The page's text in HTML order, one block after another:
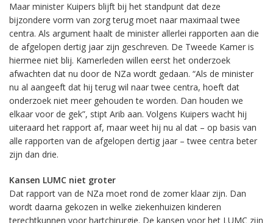
Maar minister Kuipers blijft bij het standpunt dat deze
bijzondere vorm van zorg terug moet naar maximaal twee
centra. Als argument haalt de minister allerlei rapporten aan die
de afgelopen dertig jaar zijn geschreven. De Tweede Kamer is
hiermee niet blij. Kamerleden willen eerst het onderzoek
afwachten dat nu door de NZa wordt gedaan. “Als de minister
nu al aangeeft dat hij terug wil naar twee centra, hoeft dat
onderzoek niet meer gehouden te worden. Dan houden we
elkaar voor de gek”, stipt Arib aan. Volgens Kuipers wacht hij
uiteraard het rapport af, maar weet hij nu al dat – op basis van
alle rapporten van de afgelopen dertig jaar – twee centra beter
zijn dan drie.
Kansen LUMC niet groter
Dat rapport van de NZa moet rond de zomer klaar zijn. Dan
wordt daarna gekozen in welke ziekenhuizen kinderen
terechtkunnen voor hartchirurgie. De kansen voor het LUMC zijn